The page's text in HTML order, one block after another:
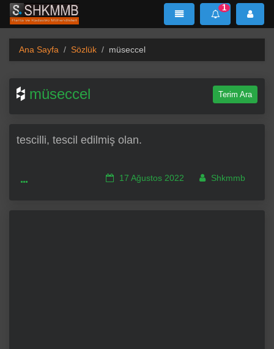
SHKMMB MenÜ Mesaj
1
Ana Sayfa Sözlük müseccel
müseccel Terim Ara
tescilli, tescil edilmiş olan.
17 Ağustos 2022 Shkmmb